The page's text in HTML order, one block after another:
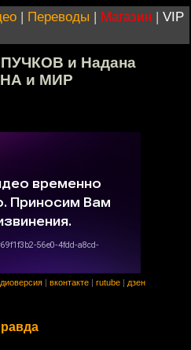
| Переводы | Магазин | VIP
и Надана
и МИР
вконтакте rutube дзен